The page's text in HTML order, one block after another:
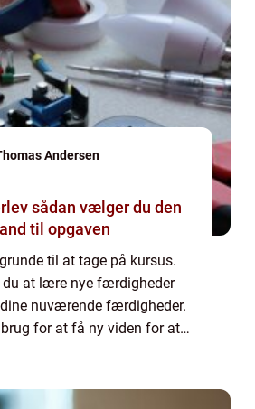
Andersen
du den
til opgaven
til at tage på kursus.
du at lære nye færdigheder
nuværende færdigheder.
for at få ny viden for at